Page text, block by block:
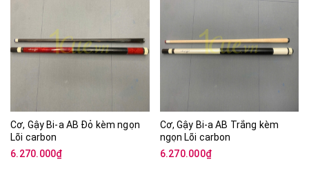
Cơ, Gậy Bi-a AB Đỏ kèm ngọn
Lõi carbon
6.270.000₫
Cơ, Gậy Bi-a AB Trắng kèm
ngọn Lõi carbon
6.270.000₫